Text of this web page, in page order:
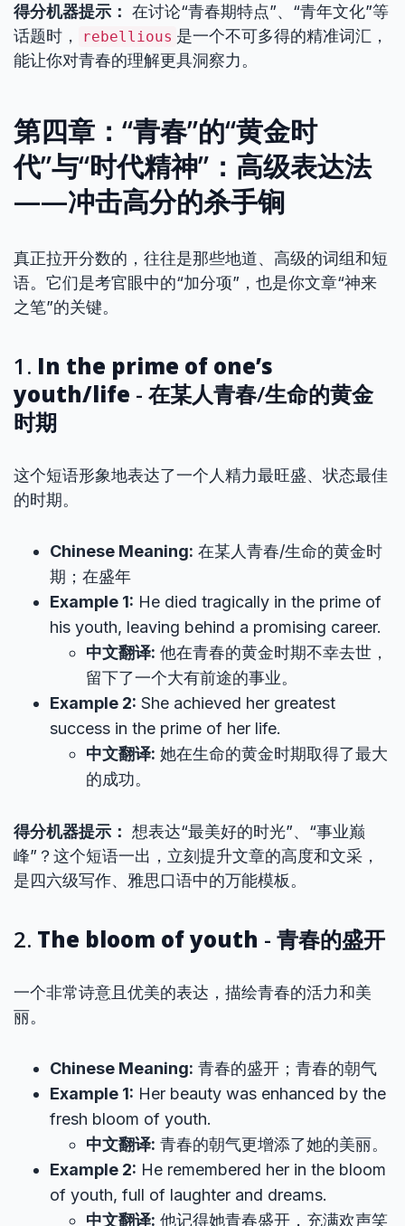
得分机器提示： 在讨论“青春期特点”、“青年文化”等
话题时，
rebellious 是一个不可多得的精准词汇，
能让你对青春的理解更具洞察力。
第四章：“青春”的“黄金时
代”与“时代精神”：高级表达法
——冲击高分的杀手锏
真正拉开分数的，往往是那些地道、高级的词组和短
语。它们是考官眼中的“加分项”，也是你文章“神来
之笔”的关键。
1. In the prime of one’s
youth/life - 在某人青春/生命的黄金
时期
这个短语形象地表达了一个人精力最旺盛、状态最佳
的时期。
Chinese Meaning: 在某人青春/生命的黄金时
期；在盛年
Example 1: He died tragically in the prime of
his youth, leaving behind a promising career.
中文翻译: 他在青春的黄金时期不幸去世，
留下了一个大有前途的事业。
Example 2: She achieved her greatest
success in the prime of her life.
中文翻译: 她在生命的黄金时期取得了最大
的成功。
得分机器提示： 想表达“最美好的时光”、“事业巅
峰”？这个短语一出，立刻提升文章的高度和文采，
是四六级写作、雅思口语中的万能模板。
2. The bloom of youth - 青春的盛开
一个非常诗意且优美的表达，描绘青春的活力和美
丽。
Chinese Meaning: 青春的盛开；青春的朝气
Example 1: Her beauty was enhanced by the
fresh bloom of youth.
中文翻译: 青春的朝气更增添了她的美丽。
Example 2: He remembered her in the bloom
of youth, full of laughter and dreams.
中文翻译: 他记得她青春盛开，充满欢声笑